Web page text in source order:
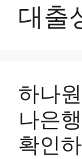
대출
하나
나은
확인